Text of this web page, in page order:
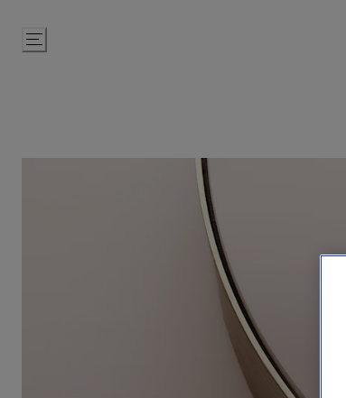
Zum
Inhalt